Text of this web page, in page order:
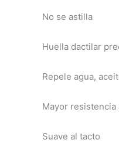
No se astilla
Huella dactilar
Repele agua,
Mayor resistencia
Suave al tacto